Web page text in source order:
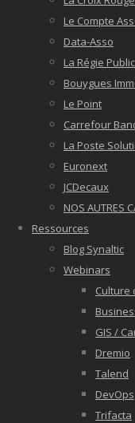
Le Compte
Data-Asso
La Régie
Bouygues
Le Point
Carrefour
La Poste
Euronext
JCDecaux
NOS AUTRES
Ressources
Blog Synaltic
Webinars
Culture
GIS /
Dremio
Talend
DevOps
Trifacta